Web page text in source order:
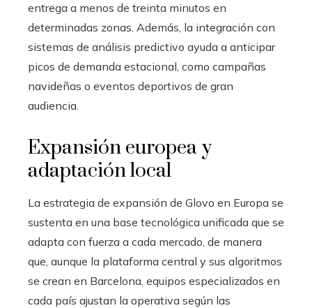
entrega a menos de treinta minutos en
determinadas zonas. Además, la integración con
sistemas de análisis predictivo ayuda a anticipar
picos de demanda estacional, como campañas
navideñas o eventos deportivos de gran
audiencia.
Expansión europea y
adaptación local
La estrategia de expansión de Glovo en Europa se
sustenta en una base tecnológica unificada que se
adapta con fuerza a cada mercado, de manera
que, aunque la plataforma central y sus algoritmos
se crean en Barcelona, equipos especializados en
cada país ajustan la operativa según las